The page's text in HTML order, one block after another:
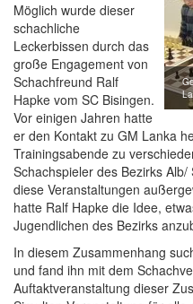
Möglich wurde dieser
schachliche
Leckerbissen durch das
große Engagement von
Schachfreund Ralf
Hapke vom SC Bisingen.
Vor einigen Jahren hatte
er den Kontakt zu GM Lanka
Trainingsabende zu
Schachspieler des Bezirks
diese Veranstaltungen
hatte Ralf Hapke die Idee,
Jugendlichen des Bezirks
In diesem Zusammenhang
und fand ihn mit dem
Auftaktveranstaltung dieser